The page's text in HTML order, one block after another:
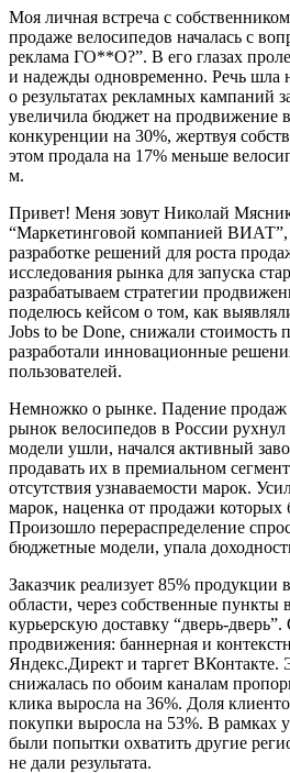
Моя личная встреча с
продаже велосипедов началась с
реклама ГО**О?”. В его глазах
и надежды одновременно. Речь шла
о результатах рекламных кампаний
увеличила бюджет на продвижение
конкуренции на 30%, жертвуя
этом продала на 17% меньше
м.
Привет! Меня зовут Николай
“Маркетинговой компанией ВИАТ”,
разработке решений для роста
исследования рынка для запуска
разрабатываем стратегии
поделюсь кейсом о том, как
Jobs to be Done, снижали стоимость
разработали инновационные
пользователей.
Немножко о рынке. Падение продаж
рынок велосипедов в России
модели ушли, начался активный
продавать их в премиальном
отсутствия узнаваемости марок.
марок, наценка от продажи которых
Произошло перераспределение
бюджетные модели, упала
Заказчик реализует 85%
области, через собственные пункты
курьерскую доставку “дверь-
продвижения: баннерная и
Яндекс.Директ и таргет ВКонтакте.
снижалась по обоим каналам
клика выросла на 36%. Доля
покупки выросла на 53%. В рамках
были попытки охватить другие
не дали результата.